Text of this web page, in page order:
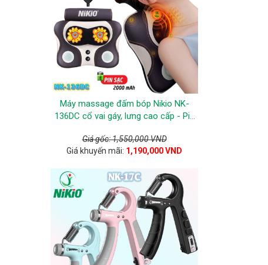
Máy massage đấm bóp Nikio NK-
136DC cổ vai gáy, lưng cao cấp - Pin
Giá gốc: 1,550,000 VND
Giá khuyến mãi: 1,190,000 VND